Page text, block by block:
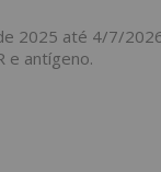
2025 até 4/7/
e antígeno.